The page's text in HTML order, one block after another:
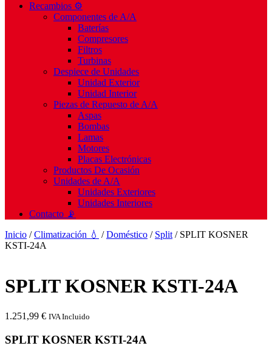
Recambios ⚙️
Componentes de A/A
Baterías
Compresores
Filtros
Turbinas
Despiece de Unidades
Unidad Exterior
Unidad Interior
Piezas de Repuesto de A/A
Aspas
Bombas
Lamas
Motores
Placas Electrónicas
Productos De Ocasión
Unidades de A/A
Unidades Exteriores
Unidades Interiores
Contacto 📡
Inicio /Climatización 💧 /Doméstico / Split / SPLIT KOSNER
KSTI-24A
SPLIT KOSNER KSTI-24A
1.251,99 € IVA Incluido
SPLIT KOSNER KSTI-24A